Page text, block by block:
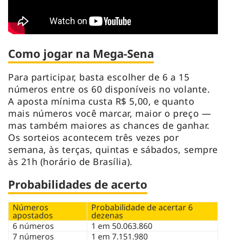
Como jogar na Mega-Sena
Para participar, basta escolher de 6 a 15
números entre os 60 disponíveis no volante.
A aposta mínima custa R$ 5,00, e quanto
mais números você marcar, maior o preço —
mas também maiores as chances de ganhar.
Os sorteios acontecem três vezes por
semana, às terças, quintas e sábados, sempre
às 21h (horário de Brasília).
Probabilidades de acerto
Números
apostados
Probabilidade de acertar 6
dezenas
6 números
1 em 50.063.860
7 números
1 em 7.151.980